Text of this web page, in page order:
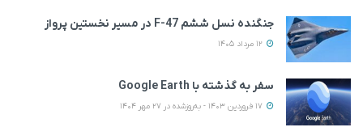
جنگنده نسل ششم F-47 در مسیر نخستین پرواز
سفر به گذشته با Google Earth